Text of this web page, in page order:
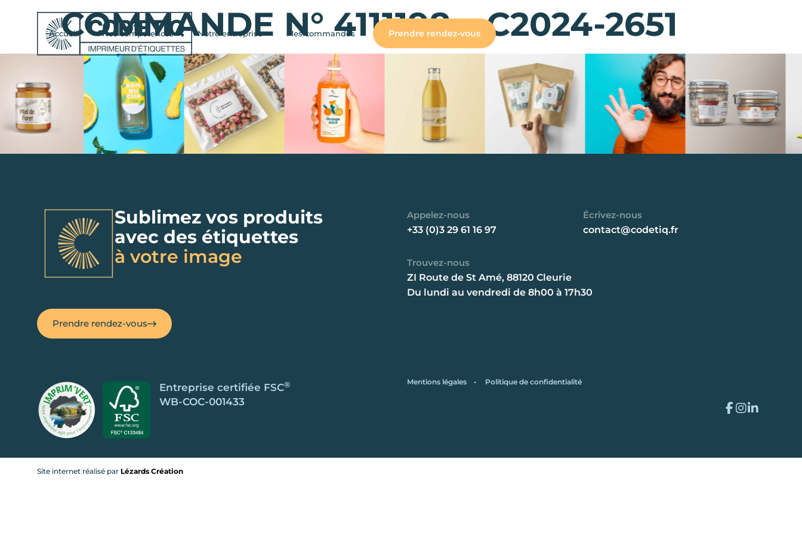
Accueil Nos compétences Notre entreprise Mes commandes Prendre rendez-vous
COMMANDE N° 4111198 – C2024-2651
Sublimez vos produits
avec des étiquettes
à votre image
Prendre rendez-vous
Appelez-nous
+33 (0)3 29 61 16 97
Écrivez-nous
contact@codetiq.fr
Trouvez-nous
ZI Route de St Amé, 88120 Cleurie
Du lundi au vendredi de 8h00 à 17h30
Entreprise certifiée FSC®
WB-COC-001433
Mentions légales • Politique de confidentialité
Site internet réalisé par Lézards Création